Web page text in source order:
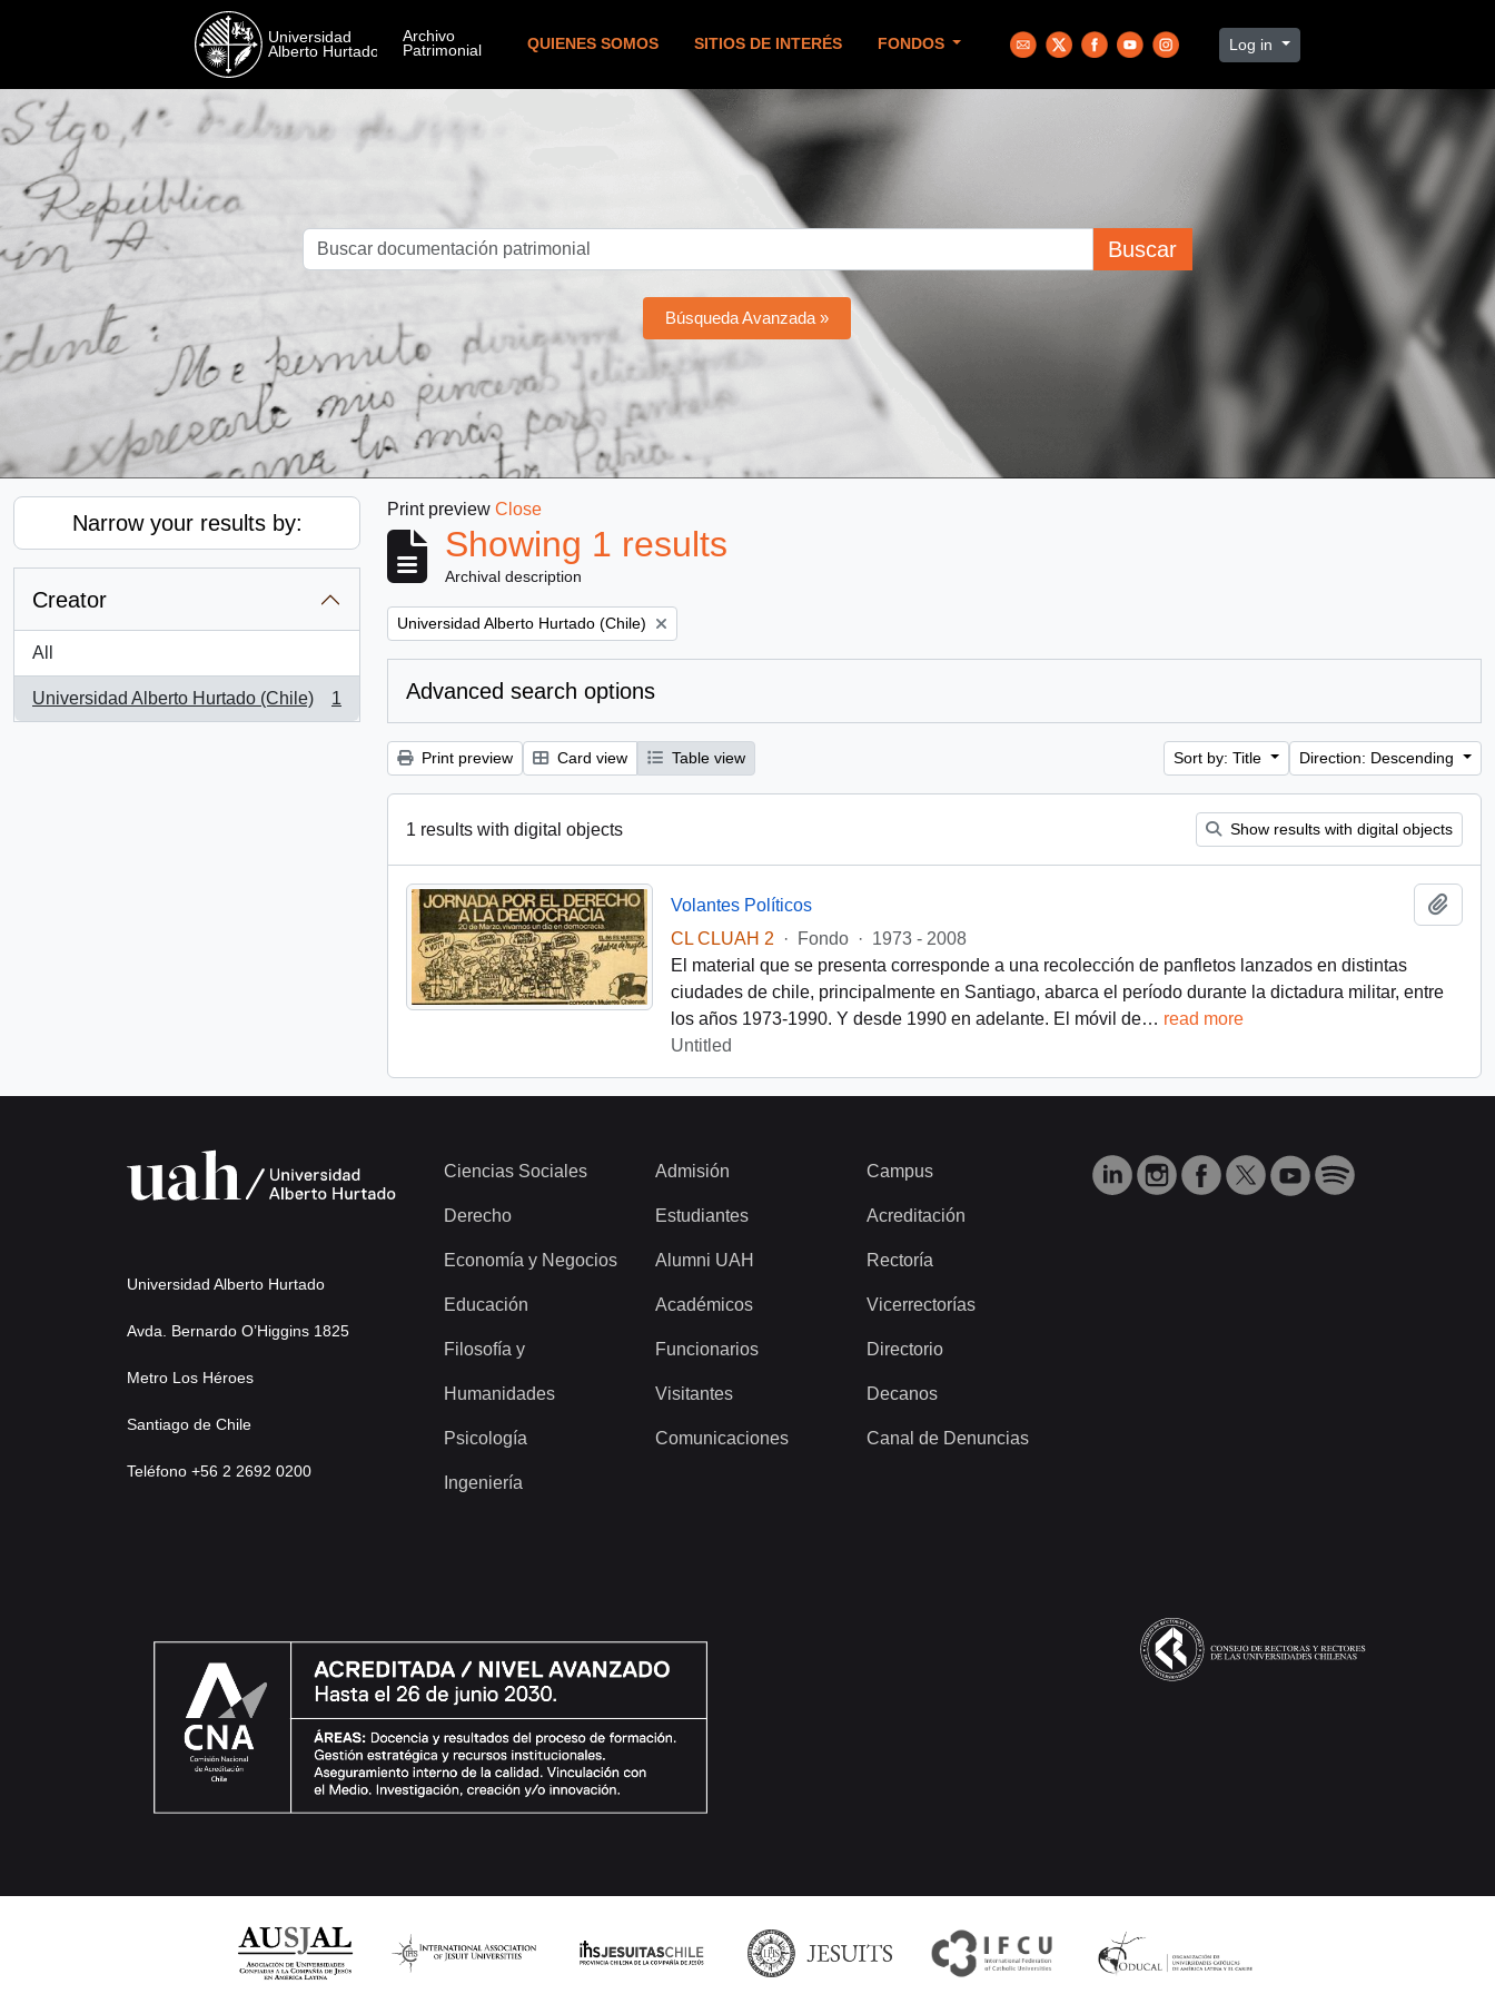
QUIENES SOMOS SITIOS DE INTERÉS FONDOS Log in
Buscar
Búsqueda Avanzada »
Narrow your results by:
Creator
All
Universidad Alberto Hurtado (Chile)
, 1 results
1
Print preview Close
Showing 1 results
Archival description
Remove filter:
Universidad Alberto Hurtado (Chile)
Advanced search options
Print preview Card view Table view Sort by: Title Direction: Descending
1 results with digital objects Show results with digital objects
Volantes Políticos
CL CLUAH 2
· Fondo · 1973 - 2008
El material que se presenta corresponde a una recolección de panfletos lanzados en distintas
ciudades de chile, principalmente en Santiago, abarca el período durante la dictadura militar, entre
los años 1973-1990. Y desde 1990 en adelante. El móvil de… read more
Untitled
Universidad Alberto Hurtado
Avda. Bernardo O’Higgins 1825
Metro Los Héroes
Santiago de Chile
Teléfono +56 2 2692 0200
Ciencias Sociales
Derecho
Economía y Negocios
Educación
Filosofía y
Humanidades
Psicología
Ingeniería
Admisión
Estudiantes
Alumni UAH
Académicos
Funcionarios
Visitantes
Comunicaciones
Campus
Acreditación
Rectoría
Vicerrectorías
Directorio
Decanos
Canal de Denuncias